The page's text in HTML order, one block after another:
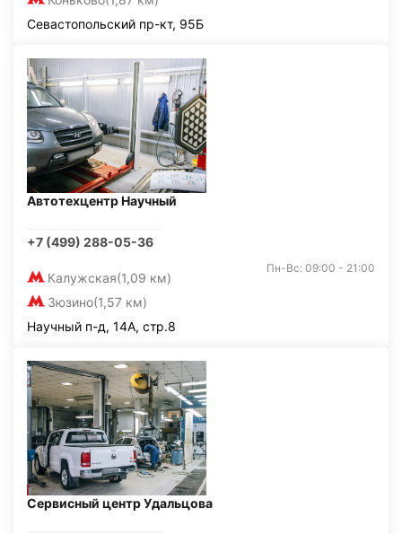
Севастопольский пр-кт, 95Б
Автотехцентр Научный
+7 (499) 288-05-36
Калужская(1,09 км)
Зюзино(1,57 км)
Пн-Вс: 09:00 - 21:00
Научный п-д, 14А, стр.8
Сервисный центр Удальцова